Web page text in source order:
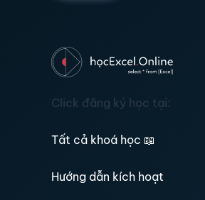
Click đăng ký học tại:
Tất cả khoá học 📖
Hướng dẫn kích hoạt